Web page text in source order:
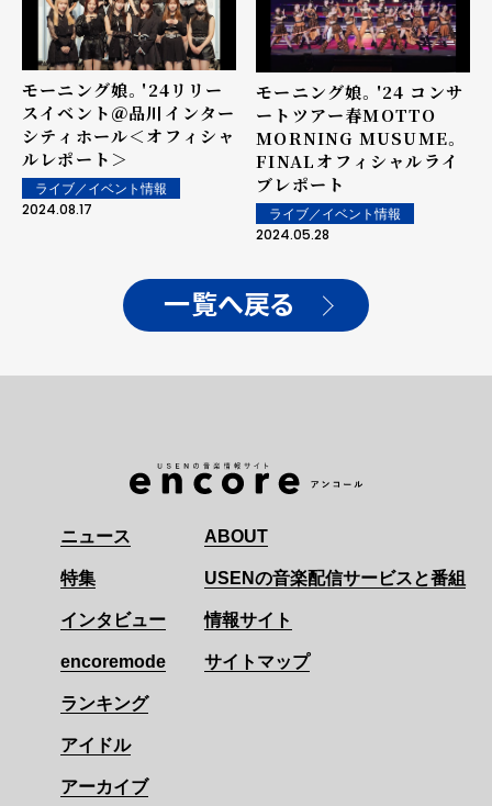
モーニング娘。'24リリー
スイベント＠品川インター
シティホール＜オフィシャ
ルレポート＞
ライブ／イベント情報
2024.08.17
モーニング娘。'24 コンサ
ートツアー春MOTTO
MORNING MUSUME。
FINAL――オフィシャルライ
ブレポート
ライブ／イベント情報
2024.05.28
一覧へ戻る
ニュース
特集
インタビュー
encoremode
ランキング
アイドル
アーカイブ
ABOUT
USENの音楽配信サービスと番組
情報サイト
サイトマップ